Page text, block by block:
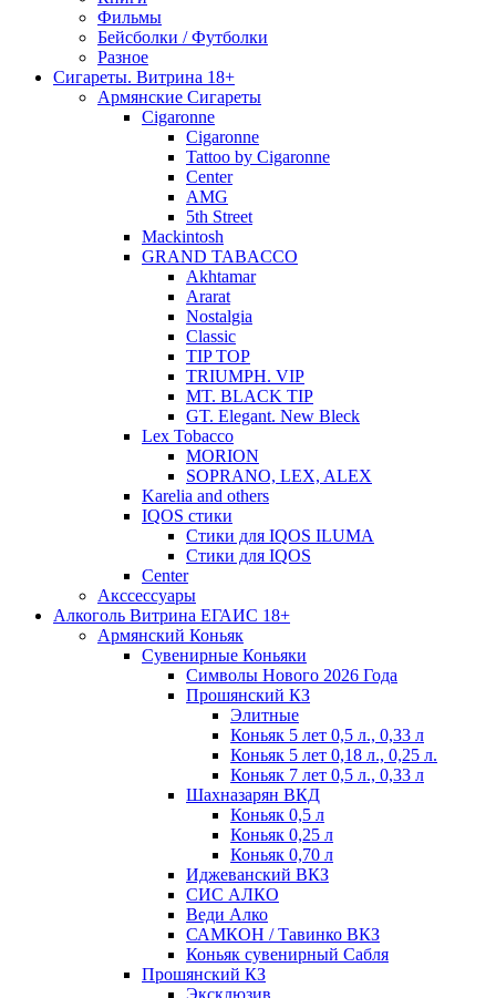
Фильмы
Бейсболки / Футболки
Разное
Сигареты. Витрина 18+
Армянские Сигареты
Cigaronne
Cigaronne
Tattoo by Cigaronne
Center
AMG
5th Street
Mackintosh
GRAND TABACCO
Akhtamar
Ararat
Nostalgia
Classic
TIP TOP
TRIUMPH. VIP
MT. BLACK TIP
GT. Elegant. New Bleck
Lex Tobacco
MORION
SOPRANO, LEX, ALEX
Karelia and others
IQOS стики
Стики для IQOS ILUMA
Стики для IQOS
Сenter
Акссессуары
Алкоголь Витрина ЕГАИС 18+
Армянский Коньяк
Сувенирные Коньяки
Символы Нового 2026 Года
Прошянский КЗ
Элитные
Коньяк 5 лет 0,5 л., 0,33 л
Коньяк 5 лет 0,18 л., 0,25 л.
Коньяк 7 лет 0,5 л., 0,33 л
Шахназарян ВКД
Коньяк 0,5 л
Коньяк 0,25 л
Коньяк 0,70 л
Иджеванский ВКЗ
СИС АЛКО
Веди Алко
САМКОН / Тавинко ВКЗ
Коньяк сувенирный Сабля
Прошянский КЗ
Эксклюзив